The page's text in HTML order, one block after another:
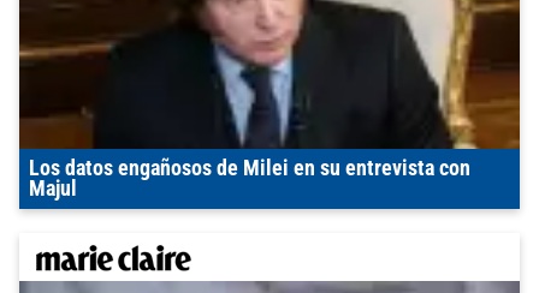
Los datos engañosos de Milei en su entrevista con
Majul